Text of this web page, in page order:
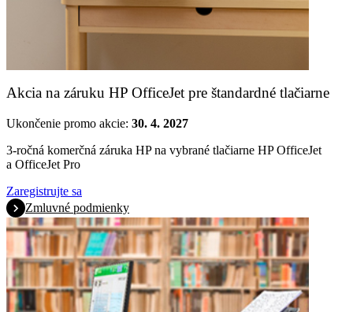
Akcia na záruku HP OfficeJet pre štandardné tlačiarne
Ukončenie promo akcie: 30. 4. 2027
3-ročná komerčná záruka HP na vybrané tlačiarne HP OfficeJet
a OfficeJet Pro
Zaregistrujte sa
Zmluvné podmienky